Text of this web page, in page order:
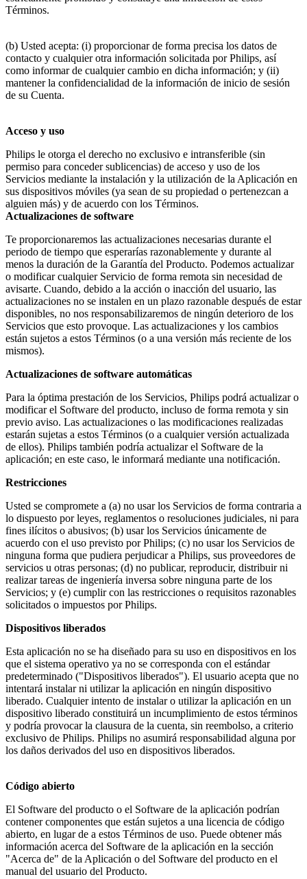
Términos.
(b) Usted acepta: (i) proporcionar de forma precisa los datos de
contacto y cualquier otra información solicitada por Philips, así
como informar de cualquier cambio en dicha información; y (ii)
mantener la confidencialidad de la información de inicio de sesión
de su Cuenta.
Acceso y uso
Philips le otorga el derecho no exclusivo e intransferible (sin
permiso para conceder sublicencias) de acceso y uso de los
Servicios mediante la instalación y la utilización de la Aplicación en
sus dispositivos móviles (ya sean de su propiedad o pertenezcan a
alguien más) y de acuerdo con los Términos.
Actualizaciones de software
Te proporcionaremos las actualizaciones necesarias durante el
periodo de tiempo que esperarías razonablemente y durante al
menos la duración de la Garantía del Producto. Podemos actualizar
o modificar cualquier Servicio de forma remota sin necesidad de
avisarte. Cuando, debido a la acción o inacción del usuario, las
actualizaciones no se instalen en un plazo razonable después de estar
disponibles, no nos responsabilizaremos de ningún deterioro de los
Servicios que esto provoque. Las actualizaciones y los cambios
están sujetos a estos Términos (o a una versión más reciente de los
mismos).
Actualizaciones de software automáticas
Para la óptima prestación de los Servicios, Philips podrá actualizar o
modificar el Software del producto, incluso de forma remota y sin
previo aviso. Las actualizaciones o las modificaciones realizadas
estarán sujetas a estos Términos (o a cualquier versión actualizada
de ellos). Philips también podría actualizar el Software de la
aplicación; en este caso, le informará mediante una notificación.
Restricciones
Usted se compromete a (a) no usar los Servicios de forma contraria a
lo dispuesto por leyes, reglamentos o resoluciones judiciales, ni para
fines ilícitos o abusivos; (b) usar los Servicios únicamente de
acuerdo con el uso previsto por Philips; (c) no usar los Servicios de
ninguna forma que pudiera perjudicar a Philips, sus proveedores de
servicios u otras personas; (d) no publicar, reproducir, distribuir ni
realizar tareas de ingeniería inversa sobre ninguna parte de los
Servicios; y (e) cumplir con las restricciones o requisitos razonables
solicitados o impuestos por Philips.
Dispositivos liberados
Esta aplicación no se ha diseñado para su uso en dispositivos en los
que el sistema operativo ya no se corresponda con el estándar
predeterminado ("Dispositivos liberados"). El usuario acepta que no
intentará instalar ni utilizar la aplicación en ningún dispositivo
liberado. Cualquier intento de instalar o utilizar la aplicación en un
dispositivo liberado constituirá un incumplimiento de estos términos
y podría provocar la clausura de la cuenta, sin reembolso, a criterio
exclusivo de Philips. Philips no asumirá responsabilidad alguna por
los daños derivados del uso en dispositivos liberados.
Código abierto
El Software del producto o el Software de la aplicación podrían
contener componentes que están sujetos a una licencia de código
abierto, en lugar de a estos Términos de uso. Puede obtener más
información acerca del Software de la aplicación en la sección
"Acerca de" de la Aplicación o del Software del producto en el
manual del usuario del Producto.